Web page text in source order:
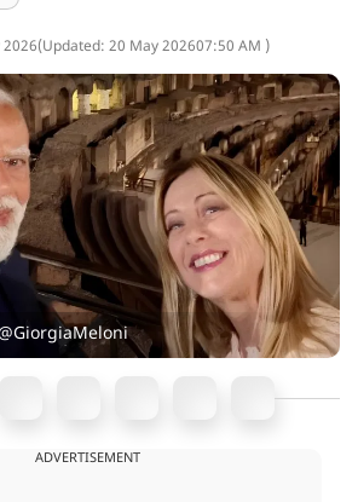
(Updated: 20 May 202607:50 AM )
ADVERTISEMENT